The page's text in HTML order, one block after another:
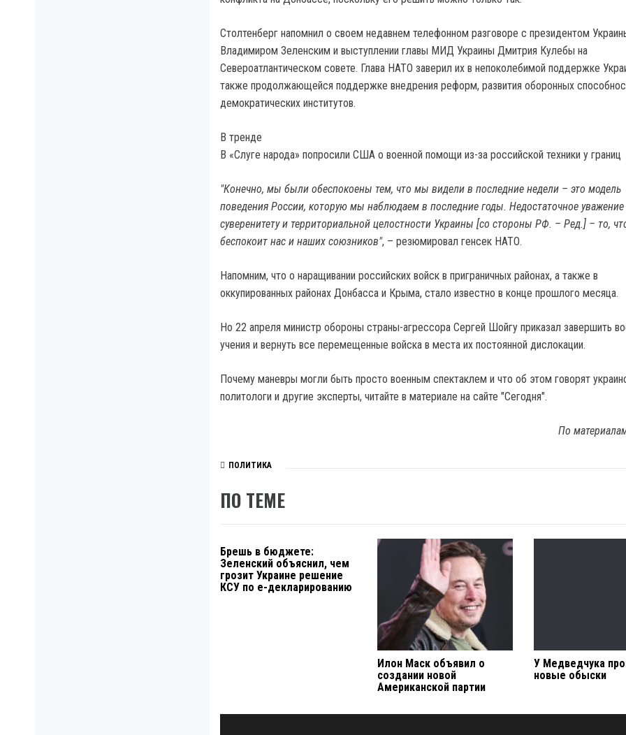
Столтенберг напомнил о своем недавнем телефонном разговоре с президентом
Владимиром Зеленским и выступлении главы МИД Украины Дмитрия Кулебы на
Североатлантическом совете. Глава НАТО заверил их в непоколебимой поддержке
также продолжающейся поддержке внедрения реформ, развития оборонных
демократических институтов.
В тренде
В «Слуге народа» попросили США о военной помощи из-за российской техники у границ
"Конечно, мы были обеспокоены тем, что мы видели в последние недели – это модель
поведения России, которую мы наблюдаем в последние годы. Недостаточное уважение
суверенитету и территориальной целостности Украины [со стороны РФ. – Ред.] – то,
беспокоит нас и наших союзников", – резюмировал генсек НАТО.
Напомним, что о наращивании российских войск в приграничных районах, а также в
оккупированных районах Донбасса и Крыма, стало известно в конце прошлого месяца.
Но 22 апреля министр обороны страны-агрессора Сергей Шойгу приказал завершить
учения и вернуть все перемещенные войска в места их постоянной дислокации.
Почему маневры могли быть просто военным спектаклем и что об этом говорят
политологи и другие эксперты, читайте в материале на сайте "Сегодня".
По
ПОЛИТИКА
ПО ТЕМЕ
Брешь в бюджете:
Зеленский объяснил, чем
грозит Украине решение
КСУ по е-декларированию
Илон Маск объявил о
создании новой
Американской партии
У Медведчука
новые обыски
Навигация